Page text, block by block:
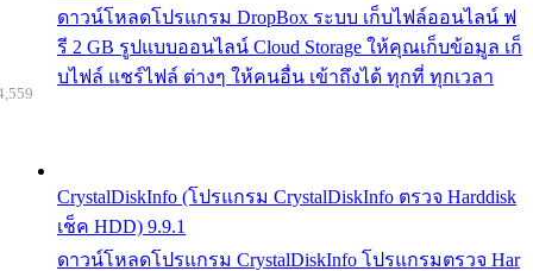
ดาวน์โหลดโปรแกรม DropBox ระบบ เก็บไฟล์ออนไลน์ ฟ
รี 2 GB รูปแบบออนไลน์ Cloud Storage ให้คุณเก็บข้อมูล เก็
บไฟล์ แชร์ไฟล์ ต่างๆ ให้คนอื่น เข้าถึงได้ ทุกที่ ทุกเวลา
CrystalDiskInfo (โปรแกรม CrystalDiskInfo ตรวจ Harddisk
เช็ค HDD) 9.9.1
ดาวน์โหลดโปรแกรม CrystalDiskInfo โปรแกรมตรวจ Har